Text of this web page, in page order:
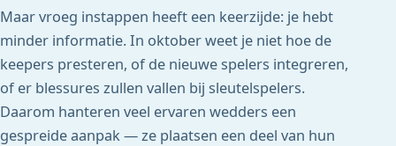
Maar vroeg instappen heeft een keerzijde: je hebt
minder informatie. In oktober weet je niet hoe de
keepers presteren, of de nieuwe spelers integreren,
of er blessures zullen vallen bij sleutelspelers.
Daarom hanteren veel ervaren wedders een
gespreide aanpak — ze plaatsen een deel van hun